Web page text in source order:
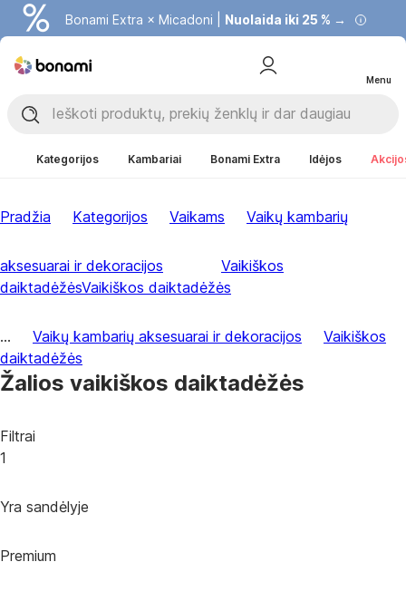
Bonami Extra × Micadoni | Nuolaida iki 25 % →
Menu
Kategorijos Kambariai Bonami Extra Idėjos
Pradžia Kategorijos Vaikams Vaikų kambarių
aksesuarai ir dekoracijos
Vaikiškos
daiktadėžėsVaikiškos daiktadėžės
... Vaikų kambarių aksesuarai ir dekoracijos
Vaikiškos
daiktadėžės
Žalios vaikiškos daiktadėžės
Filtrai
1
Yra sandėlyje
Premium